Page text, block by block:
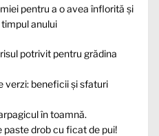
pentru a o avea înflorită și
anului
potrivit pentru grădina
verzi: beneficii și sfaturi
în toamnă.
drob cu ficat de pui!